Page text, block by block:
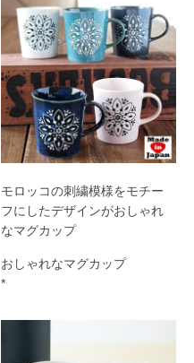
モロッコの刺繍模様をモチー
フにしたデザインがおしゃれ
なマグカップ
おしゃれなマグカップ
*